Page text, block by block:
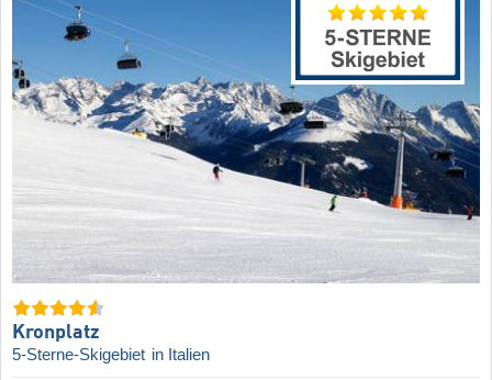
Kronplatz
5-Sterne-Skigebiet in Italien